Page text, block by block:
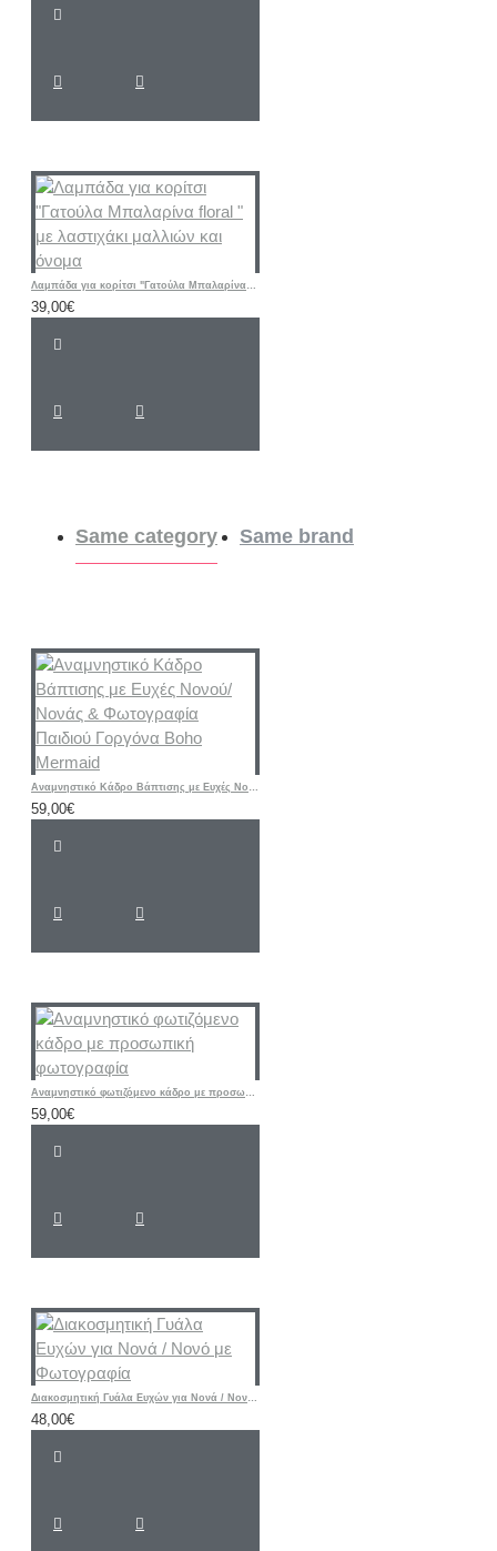
Λαμπάδα για κορίτσι "Γατούλα Μπαλαρίνα floral " με λαστιχάκι μαλλιών και όνομα
39,00€
Same category Same brand
Αναμνηστικό Κάδρο Βάπτισης με Ευχές Νονού/Νονάς & Φωτογραφία Παιδιού Γοργόνα Boho Mermaid
59,00€
Αναμνηστικό φωτιζόμενο κάδρο με προσωπική φωτογραφία
59,00€
Διακοσμητική Γυάλα Ευχών για Νονά / Νονό με Φωτογραφία
48,00€